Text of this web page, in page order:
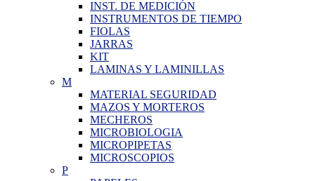
INST. DE MEDICIÓN
INSTRUMENTOS DE TIEMPO
FIOLAS
JARRAS
KIT
LAMINAS Y LAMINILLAS
M
MATERIAL SEGURIDAD
MAZOS Y MORTEROS
MECHEROS
MICROBIOLOGIA
MICROPIPETAS
MICROSCOPIOS
P